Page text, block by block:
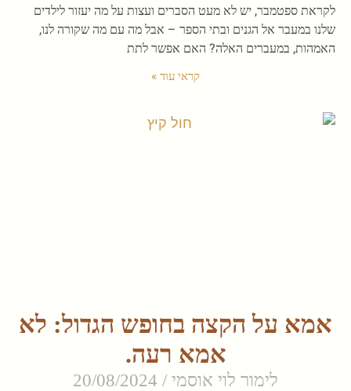
לקראת ספטמבר, יש לא מעט הסברים ועצות על מה יעזור לילדים
שלנו במעבר אל הגנים ובתי הספר – אבל מה עם מה שקורה לנו,
האמהות, במעברים האלה? האם אפשר לתת
קראי עוד »
אמא על הקצה בחופש הגדול: לא
אמא רעה.
לימור לוי אוסמי